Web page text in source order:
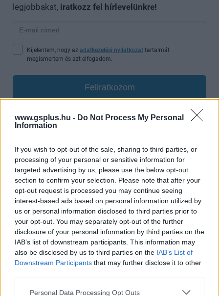
www.gsplus.hu - Do Not Process My Personal
Information
If you wish to opt-out of the sale, sharing to third parties, or
processing of your personal or sensitive information for
targeted advertising by us, please use the below opt-out
section to confirm your selection. Please note that after your
opt-out request is processed you may continue seeing
interest-based ads based on personal information utilized by
us or personal information disclosed to third parties prior to
your opt-out. You may separately opt-out of the further
disclosure of your personal information by third parties on the
IAB’s list of downstream participants. This information may
also be disclosed by us to third parties on the IAB’s List of
Downstream Participants that may further disclose it to other
Please note that this website/app uses one or more Google
Personal Data Processing Opt Outs
legjobbakat, iratkozz fel hírlevelünkre!
Kijelentem, hogy az adatkezelési nyilatkozat tartalmát
megismertem és azt elfogadom.
Feliratkozom
hangulata – Jön a második forduló! (X)
Július végén folytatódik a balatoni strandröplabda-
sorozat.
Címkék: #assassin's creed #netflix #ubisoft